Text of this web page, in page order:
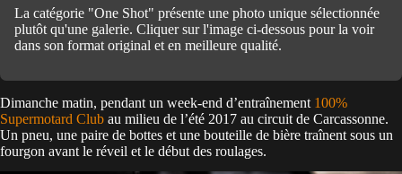
La catégorie "One Shot" présente une photo unique sélectionnée
plutôt qu'une galerie. Cliquer sur l'image ci-dessous pour la voir
dans son format original et en meilleure qualité.
Dimanche matin, pendant un week-end d’entraînement 100%
Supermotard Club au milieu de l’été 2017 au circuit de Carcassonne.
Un pneu, une paire de bottes et une bouteille de bière traînent sous un
fourgon avant le réveil et le début des roulages.